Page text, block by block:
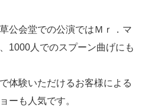
公会堂での公演ではＭｒ．マ
1000人でのスプーン曲げにも
体験いただけるお客様による
ーも人気です。